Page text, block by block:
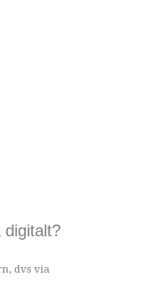
digitalt?
dvs via